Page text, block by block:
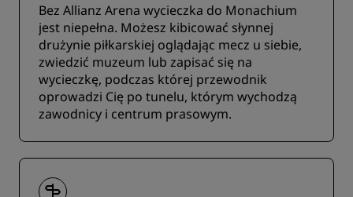
Bez Allianz Arena wycieczka do Monachium
jest niepełna. Możesz kibicować słynnej
drużynie piłkarskiej oglądając mecz u siebie,
zwiedzić muzeum lub zapisać się na
wycieczkę, podczas której przewodnik
oprowadzi Cię po tunelu, którym wychodzą
zawodnicy i centrum prasowym.